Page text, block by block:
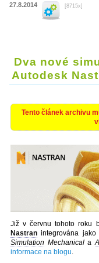
27.8.2014 [8715x]
Dva nové
Autodesk
Tento článek archivu
Již v červnu tohoto roku
Nastran integrována
Simulation Mechanicala
informace na blogu